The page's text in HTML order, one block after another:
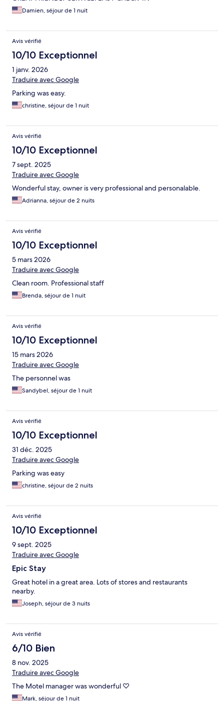
Damien, séjour de 1 nuit
Avis vérifié
10/10 Exceptionnel
1 janv. 2026
Traduire avec Google
Parking was easy.
christine, séjour de 1 nuit
Avis vérifié
10/10 Exceptionnel
7 sept. 2025
Traduire avec Google
Wonderful stay, owner is very professional and personalable.
Adrianna, séjour de 2 nuits
Avis vérifié
10/10 Exceptionnel
5 mars 2026
Traduire avec Google
Clean room. Professional staff
Brenda, séjour de 1 nuit
Avis vérifié
10/10 Exceptionnel
15 mars 2026
Traduire avec Google
The personnel was
Sandybel, séjour de 1 nuit
Avis vérifié
10/10 Exceptionnel
31 déc. 2025
Traduire avec Google
Parking was easy
christine, séjour de 2 nuits
Avis vérifié
10/10 Exceptionnel
9 sept. 2025
Traduire avec Google
Epic Stay
Great hotel in a great area. Lots of stores and restaurants
nearby.
Joseph, séjour de 3 nuits
Avis vérifié
6/10 Bien
8 nov. 2025
Traduire avec Google
The Motel manager was wonderful ♡
Mark, séjour de 1 nuit